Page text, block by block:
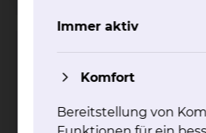
Darmkrebszentrum
Fichtengrund 1, 38126
Tel.:+49 531 595 2431
Tel.:
+49 531 595 2462
Immer aktiv
Komfort
Bereitstellung von